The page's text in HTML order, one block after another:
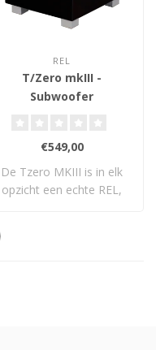
REL
T/Zero mkIII -
Subwoofer
€549,00
De Tzero MKIII is in elk
opzicht een echte REL,